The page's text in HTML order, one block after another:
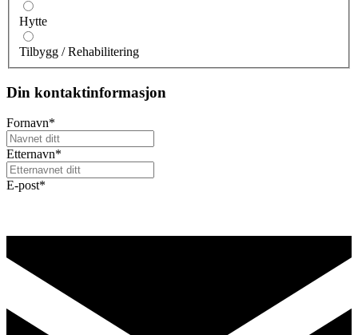
Hytte
Tilbygg / Rehabilitering
Din kontaktinformasjon
Fornavn*
Etternavn*
E-post*